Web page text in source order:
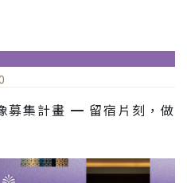
募集計畫 ━ 留宿片刻，做